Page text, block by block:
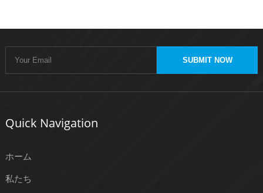
SUBMIT NOW
Quick Navigation
ホーム
私たち